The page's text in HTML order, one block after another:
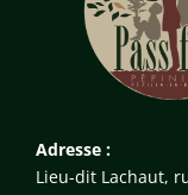
Adresse :
Lieu-dit Lachaut,